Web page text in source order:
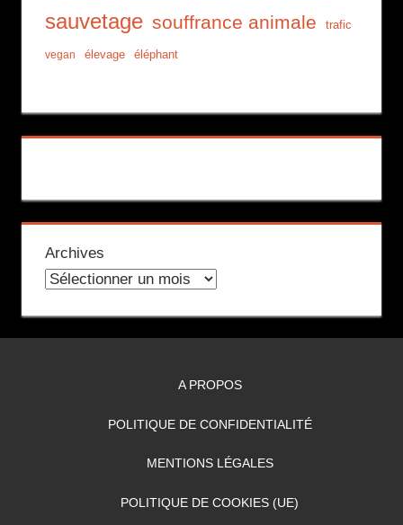
sauvetage souffrance animale trafic
vegan élevage éléphant
Archives
A PROPOS
POLITIQUE DE CONFIDENTIALITÉ
MENTIONS LÉGALES
POLITIQUE DE COOKIES (UE)